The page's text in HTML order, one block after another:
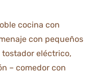
cocina con
con pequeños
eléctrico,
– comedor con